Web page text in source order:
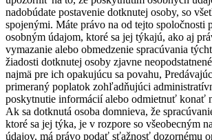
nadobúdate postavenie dotknutej osoby, so
spojenými. Máte právo na od tejto spoločnosti
osobným údajom, ktoré sa jej týkajú, ako aj
vymazanie alebo obmedzenie spracúvania
žiadosti dotknutej osoby zjavne
najmä pre ich opakujúcu sa povahu,
primeraný poplatok zohľadňujúci
poskytnutie informácií alebo odmietnuť konať
Ak sa dotknutá osoba domnieva, že
ktoré sa jej týka, je v rozpore so všeobecným
údajov, má právo podať sťažnosť dozornému